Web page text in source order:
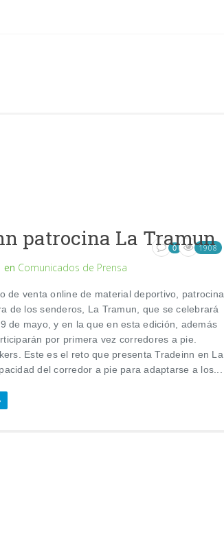
patrocina La Tramun
en Comunicados de Prensa
0 1908
de venta online de material deportivo, patrocina
de los senderos, La Tramun, que se celebrará
de mayo, y en la que en esta edición, además
por primera vez corredores a pie.
Este es el reto que presenta Tradeinn en La
del corredor a pie para adaptarse a los...